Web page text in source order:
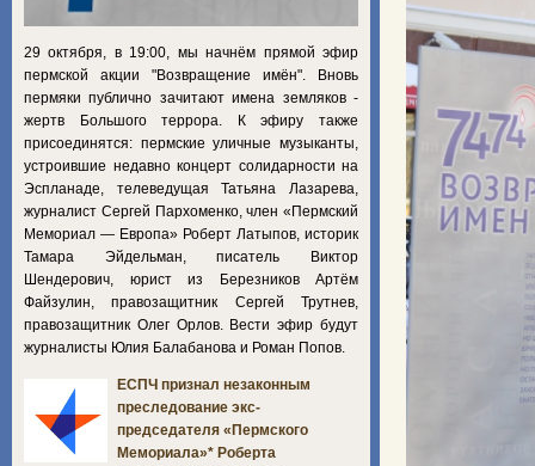
29 октября, в 19:00, мы начнём прямой эфир
пермской акции "Возвращение имён". Вновь
пермяки публично зачитают имена земляков -
жертв Большого террора. К эфиру также
присоединятся: пермские уличные музыканты,
устроившие недавно концерт солидарности на
Эспланаде, телеведущая Татьяна Лазарева,
журналист Сергей Пархоменко, член «Пермский
Мемориал — Европа» Роберт Латыпов, историк
Тамара Эйдельман, писатель Виктор
Шендерович, юрист из Березников Артём
Файзулин, правозащитник Сергей Трутнев,
правозащитник Олег Орлов. Вести эфир будут
журналисты Юлия Балабанова и Роман Попов.
ЕСПЧ признал незаконным
преследование экс-
председателя «Пермского
Мемориала»* Роберта